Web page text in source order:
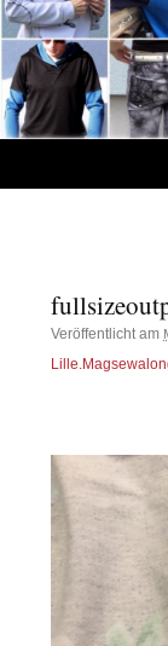
Veröffentlicht am